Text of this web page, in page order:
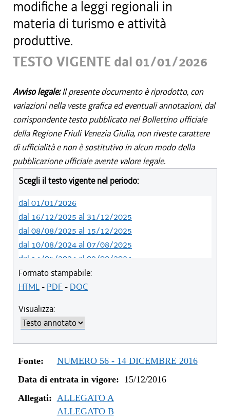
modifiche a leggi regionali in
materia di turismo e attività
produttive.
TESTO VIGENTE dal 01/01/2026
Avviso legale:Il presente documento è riprodotto, con
variazioni nella veste grafica ed eventuali annotazioni, dal
corrispondente testo pubblicato nel Bollettino ufficiale
della Regione Friuli Venezia Giulia, non riveste carattere
di ufficialità e non è sostitutivo in alcun modo della
pubblicazione ufficiale avente valore legale.
Scegli il testo vigente nel periodo:
dal 01/01/2026
dal 16/12/2025 al 31/12/2025
dal 08/08/2025 al 15/12/2025
dal 10/08/2024 al 07/08/2025
dal 14/05/2024 al 09/08/2024
dal 01/01/2024 al 13/05/2024
dal 31/10/2023 al 31/12/2023
dal 07/03/2023 al 11/08/2023
dal 01/01/2023 al 06/03/2023
dal 09/08/2022 al 31/12/2022
dal 01/01/2022 al 08/08/2022
dal 06/11/2021 al 09/12/2021
dal 27/10/2021 al 05/11/2021
dal 20/05/2021 al 26/10/2021
Formato stampabile:
HTML- PDF - DOC
Visualizza:
Fonte:
NUMERO 56 - 14 DICEMBRE 2016
Data di entrata in vigore: 15/12/2016
Allegati: ALLEGATO A
ALLEGATO B